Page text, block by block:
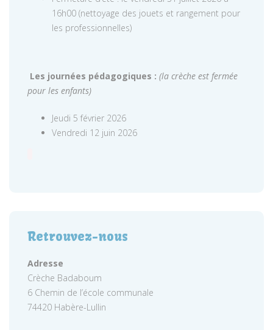
16h00 (nettoyage des jouets et rangement pour
les professionnelles)
Les journées pédagogiques : (la crèche est fermée
pour les enfants)
Jeudi 5 février 2026
Vendredi 12 juin 2026
Retrouvez-nous
Adresse
Crèche Badaboum
6 Chemin de l’école communale
74420 Habère-Lullin